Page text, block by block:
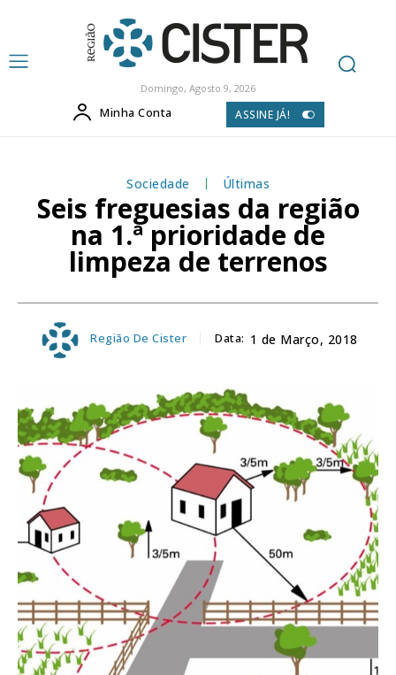
Domingo, Agosto 9, 2026
Minha Conta ASSINE JÁ!
Sociedade Últimas
Seis freguesias da região
na 1.ª prioridade de
limpeza de terrenos
Região De Cister Data: 1 de Março, 2018